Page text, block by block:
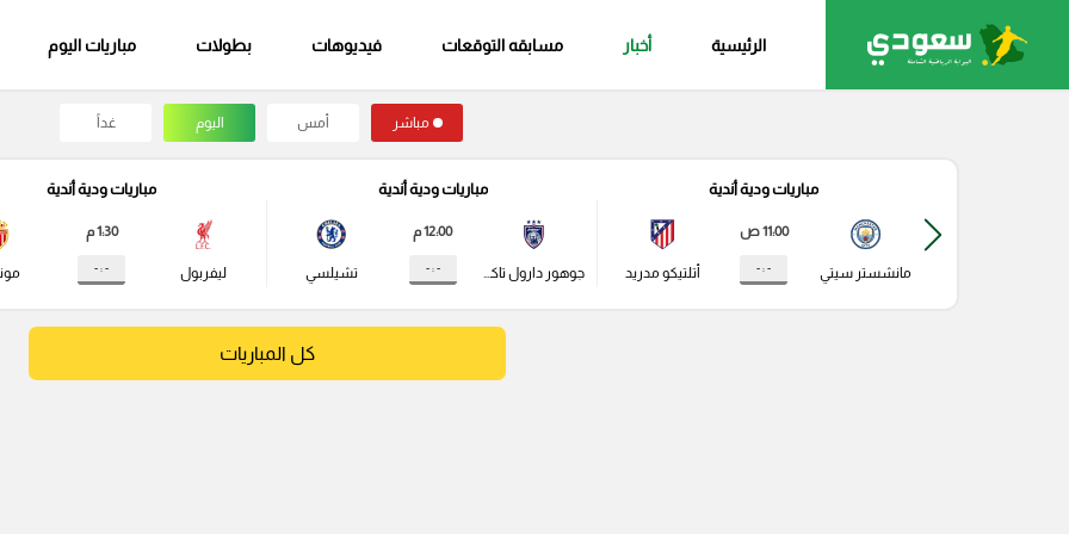
الرئيسية أخبار مسابقه التوقعات فيديوهات بطولات مباريات اليوم
مباشر أمس اليوم غداً
مباريات ودية أندية
مانشستر سيتي
11:00 ص
- : - أتلتيكو مدريد
مباريات ودية أندية
جوهور دارول تاكزيم
12:00 م
- : - تشيلسي
مباريات ودية أندية
ليفربول
1:30 م
- : -
كل المباريات